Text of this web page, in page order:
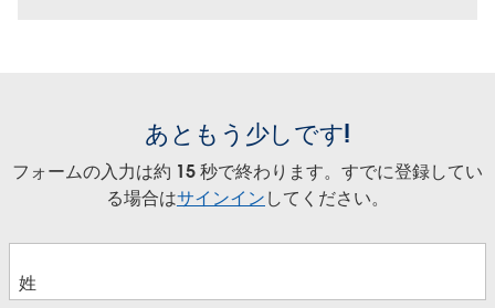
あともう少しです!
フォームの入力は約 15 秒で終わります。すでに登録してい
る場合はサインインしてください。